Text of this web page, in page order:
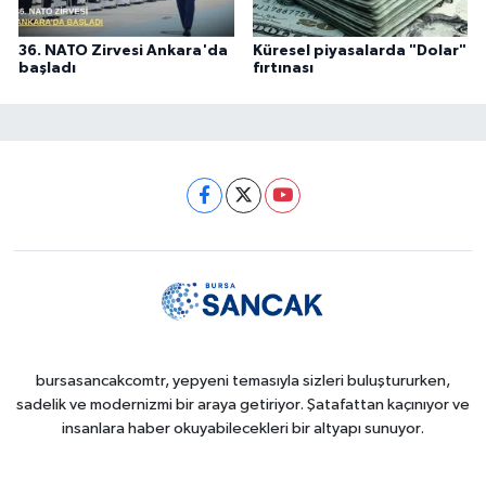
36. NATO Zirvesi Ankara'da
başladı
Küresel piyasalarda "Dolar"
fırtınası
bursasancakcomtr, yepyeni temasıyla sizleri buluştururken,
sadelik ve modernizmi bir araya getiriyor. Şatafattan kaçınıyor ve
insanlara haber okuyabilecekleri bir altyapı sunuyor.